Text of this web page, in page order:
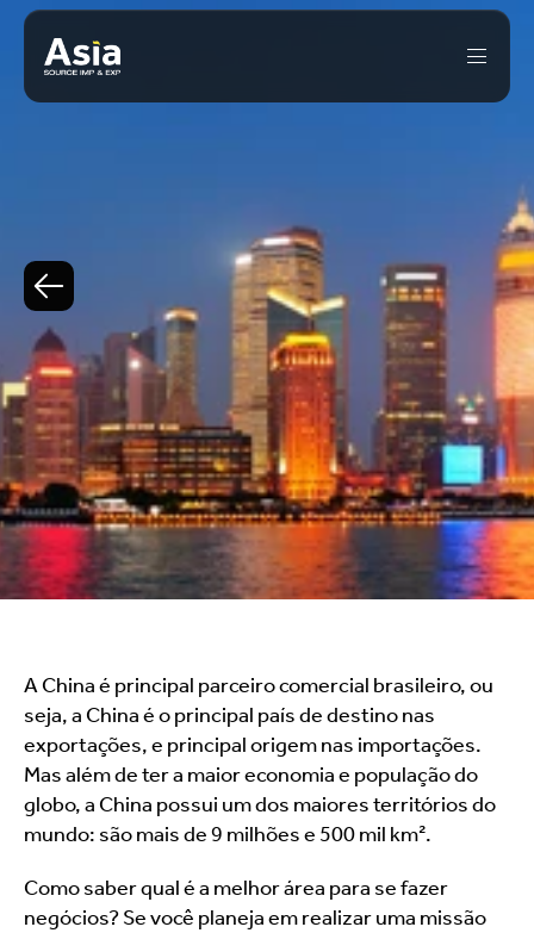
CHINA:
POTÊNCIA
MUNDIAL
A China é principal parceiro comercial brasileiro, ou
seja, a China é o principal país de destino nas
exportações, e principal origem nas importações.
Mas além de ter a maior economia e população do
globo, a China possui um dos maiores territórios do
mundo: são mais de 9 milhões e 500 mil km².
Como saber qual é a melhor área para se fazer
negócios? Se você planeja em realizar uma missão